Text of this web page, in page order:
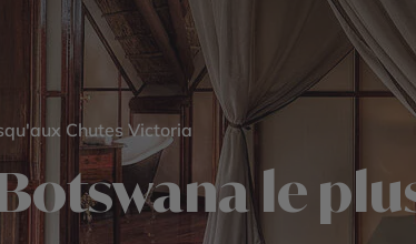
Chutes Victoria
le